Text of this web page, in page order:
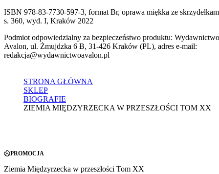
ISBN 978-83-7730-597-3, format Br, oprawa miękka ze
s. 360, wyd. I, Kraków 2022
Podmiot odpowiedzialny za bezpieczeństwo produktu: Wydawnictwo
Avalon, ul. Żmujdzka 6 B, 31-426 Kraków (PL), adres e-mail:
redakcja@wydawnictwoavalon.pl
STRONA GŁÓWNA
SKLEP
BIOGRAFIE
ZIEMIA MIĘDZYRZECKA W PRZESZŁOŚCI TOM XX
PROMOCJA
Ziemia Międzyrzecka w przeszłości Tom XX